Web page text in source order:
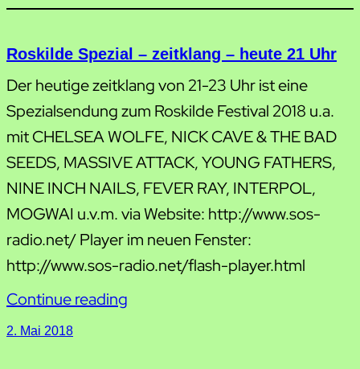
Roskilde Spezial – zeitklang – heute 21 Uhr
Der heutige zeitklang von 21-23 Uhr ist eine
Spezialsendung zum Roskilde Festival 2018 u.a.
mit CHELSEA WOLFE, NICK CAVE & THE BAD
SEEDS, MASSIVE ATTACK, YOUNG FATHERS,
NINE INCH NAILS, FEVER RAY, INTERPOL,
MOGWAI u.v.m. via Website: http://www.sos-
radio.net/ Player im neuen Fenster:
http://www.sos-radio.net/flash-player.html
Continue reading
2. Mai 2018